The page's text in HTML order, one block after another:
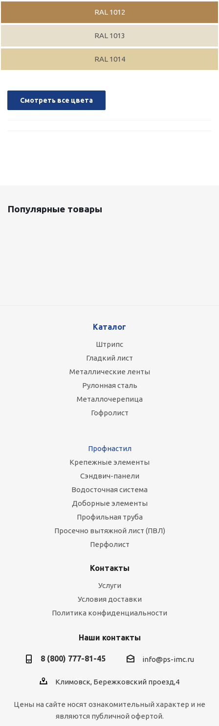
RAL 1012
RAL 1013
RAL 1014
Смотреть все цвета
Популярные товары
Каталог
Штрипс
Гладкий лист
Металлические ленты
Рулонная сталь
Металлочерепица
Гофролист
Профнастил
Крепежные элементы
Сэндвич-панели
Водосточная система
Доборные элементы
Профильная труба
Просечно вытяжной лист (ПВЛ)
Перфолист
Контакты
Услуги
Условия доставки
Политика конфиденциальности
Наши контакты
8 (800) 777-81-45 info@ps-imc.ru
Климовск, Бережковский проезд,4
Цены на сайте носят ознакомительный характер и не
являются публичной офертой.